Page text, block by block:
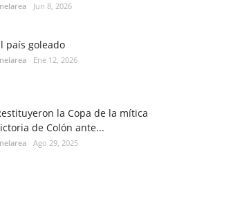
Jun 8, 2026
país goleado
Ene 12, 2026
la Copa de la mítica
de Colón ante...
Ago 29, 2025